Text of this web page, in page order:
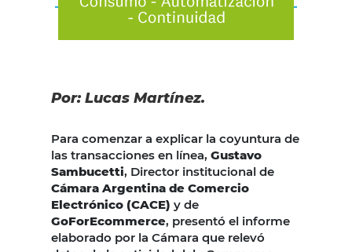
Por: Lucas Martínez.
Para comenzar a explicar la coyuntura de
las transacciones en línea, Gustavo
Sambucetti, Director institucional de
Cámara Argentina de Comercio
Electrónico (CACE) y de
GoForEcommerce, presentó el informe
elaborado por la Cámara que relevó